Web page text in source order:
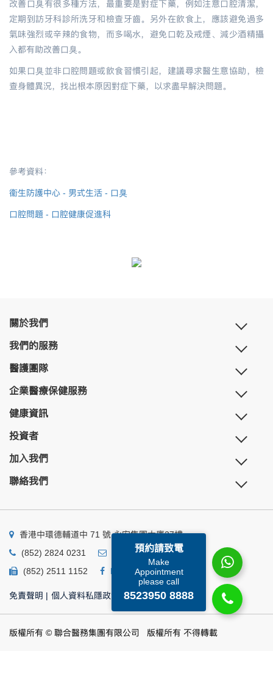
預約請致電
Make
Appointment
please call
8523950 8888
改善口臭有很多種方法，最重要是對症下藥，例如注意口腔清潔，
定期到訪牙科診所洗牙和檢查牙齒。另外在飲食上，應該避免過多
氣味強烈或辛辣的食物，而多喝水，避免口乾及戒煙、減少酒精攝
入都有助改善口臭。
如果口臭並非口腔問題或飲食習慣引起，建議尋求醫生意協助，檢
查身體異況，找出根本原因對症下藥，以求盡早解決問題。
參考資料：
衞生防護中心 - 男式生活 - 口臭
口腔問題 - 口腔健康促進科
關於我們
我們的服務
醫護團隊
企業醫療保健服務
健康資訊
投資者
加入我們
聯絡我們
香港中環德輔道中 71 號 永安集團大廈27樓
(852) 2824 0231
business@ump.com.hk
(852) 2511 1152
Facebook Linkedin
免責聲明 | 個人資料私隱政策 | 個人資料收集聲明
版權所有 © 聯合醫務集團有限公司 版權所有 不得轉載